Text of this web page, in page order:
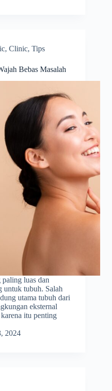
, Clinic, Tips
Bebas Masalah
luas dan
untuk tubuh. Salah
utama tubuh dari
eksternal
itu penting
2024